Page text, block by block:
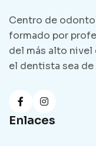
Centro de
formado por
del más alto nivel
el dentista sea de
Enlaces